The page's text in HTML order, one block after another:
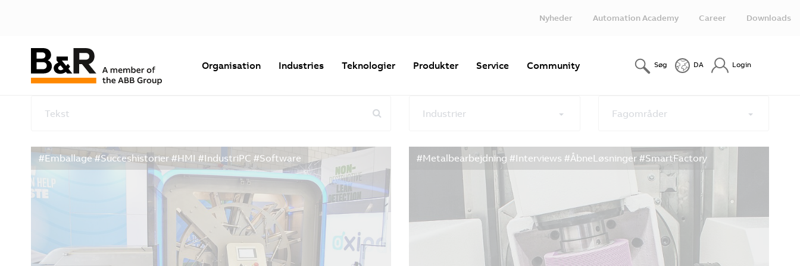
Nyheder Automation Academy Career Downloads
Organisation Industries Teknologier Produkter Service Community Søg DA Login
Tekst Industrier Fagområder
Nulstil alle filtre
#Emballage #Succeshistorier #HMI #IndustriPC #Software #Metalbearbejdning #Interviews #ÅbneLøsninger #SmartFactory